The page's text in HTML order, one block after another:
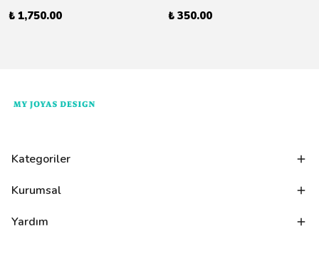
₺ 1,750.00 ₺ 350.00
Kategoriler
Kurumsal
Yardım